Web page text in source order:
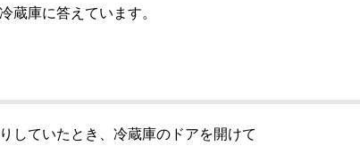
蔵庫に答えています。
していたとき、冷蔵庫のドアを開けて